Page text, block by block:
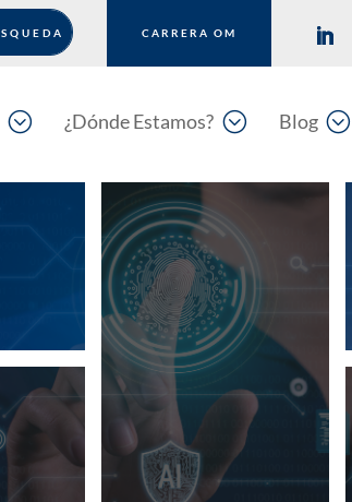
CARRERA OM
; ;
¿Dónde Estamos? ;
Blog